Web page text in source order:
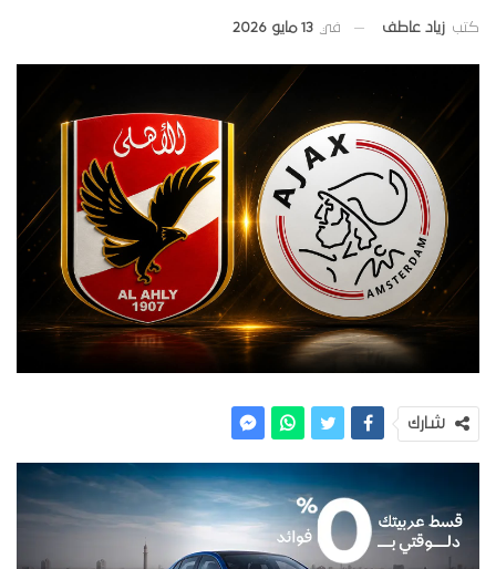
كتب زياد عاطف في 13 مايو 2026
شارك